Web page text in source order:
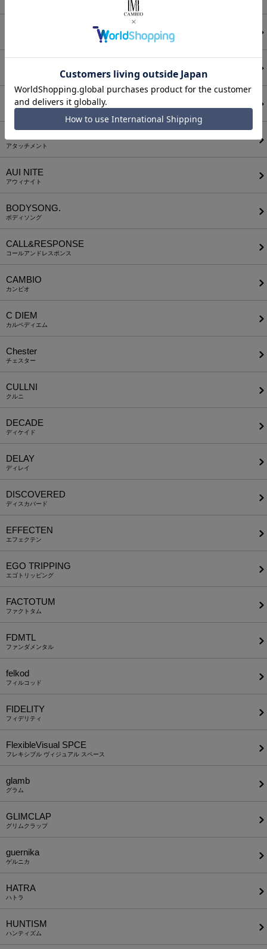
ANGENEHM
アンゲネーム
アタッチメント
AUI NITE
アウィナイト
BODYSONG.
ボディソング
CALL&RESPONSE
コールアンドレスポンス
CAMBIO
カンビオ
C DIEM
カルペディエム
Chester
チェスター
CULLNI
クルニ
DECADE
ディケイド
DELAY
ディレイ
DISCOVERED
ディスカバード
EFFECTEN
エフェクテン
EGO TRIPPING
エゴトリッピング
FACTOTUM
ファクトタム
FDMTL
ファンダメンタル
felkod
フィルコッド
FIDELITY
フィデリティ
FlexibleVisual SPCE
フレキシブル ヴィジュアル スペース
glamb
グラム
GLIMCLAP
グリムクラップ
guernika
ゲルニカ
HATRA
ハトラ
HUNTISM
ハンティズム